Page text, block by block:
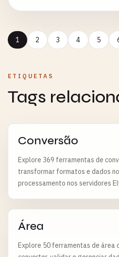
1 2 3 4 5
ETIQUETAS
Tags
Conversão
Explore 369 ferramentas de
transformar formatos e dados
processamento nos servidores
Área
Explore 50 ferramentas de área